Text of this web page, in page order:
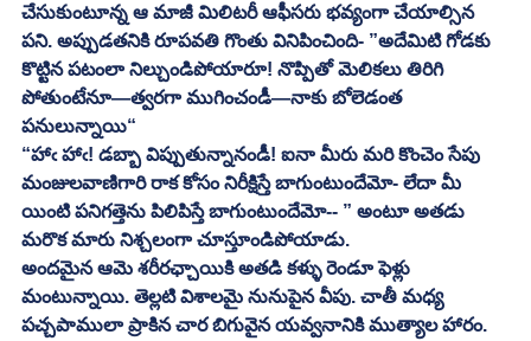
చేసుకుంటూన్న ఆ మాజీ మిలిటరీ ఆఫీసరు భవ్యంగా చేయాల్సిన
పని. అప్పుడతనికి రూపవతి గొంతు వినిపించింది- ”అదేమిటి గోడకు
కొట్టిన పటంలా నిల్చుండిపోయారూ! నొప్పితో మెలికలు తిరిగి
పోతుంటేనూ—త్వరగా ముగించండీ—నాకు బోలెడంత
పనులున్నాయి“
“హాఁ హాఁ! డబ్బా విప్పుతున్నానండీ! ఐనా మీరు మరి కొంచెం సేపు
మంజులవాణిగారి రాక కోసం నిరీక్షిస్తే బాగుంటుందేమో- లేదా మీ
యింటి పనిగత్తెను పిలిపిస్తే బాగుంటుందేమో-- ” అంటూ అతడు
మరొక మారు నిశ్చలంగా చూస్తూండిపోయాడు.
అందమైన ఆమె శరీరఛ్చాయికి అతడి కళ్ళు రెండూ ఫెళ్లు
మంటున్నాయి. తెల్లటి విశాలమై నునుపైన వీపు. చాతీ మధ్య
పచ్చపాములా ప్రాకిన చార బిగువైన యవ్వనానికి ముత్యాల హారం.